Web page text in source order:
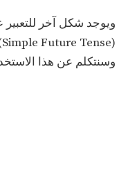
ويوجد شكل آخر
وسنتكلم عن هذا